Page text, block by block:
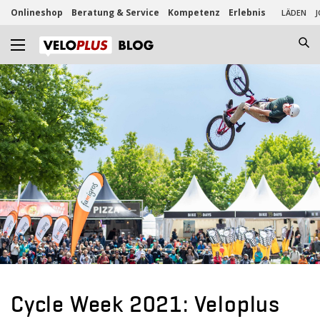
Onlineshop Beratung & Service Kompetenz Erlebnis LÄDEN
Cycle Week 2021: Veloplus